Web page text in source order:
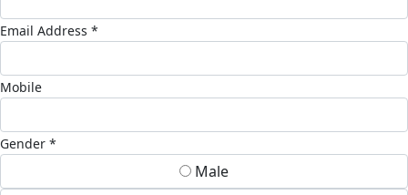
Email Address *
Mobile
Gender *
Male